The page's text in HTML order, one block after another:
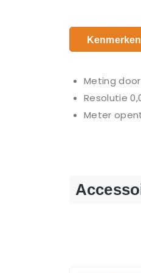
Kenmerken
Meting
Resolutie
Meter